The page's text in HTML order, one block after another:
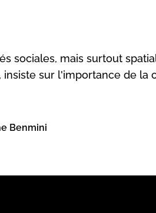
sociales, mais surtout
insiste sur l'importance de
Benmini